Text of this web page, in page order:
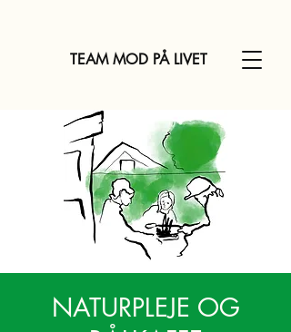
TEAM MOD PÅ LIVET
NATURPLEJE OG